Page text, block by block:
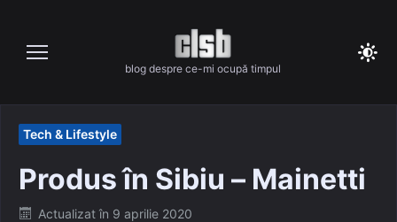
content
blog despre ce-mi ocupă timpul
Tech & Lifestyle
Produs în Sibiu – Mainetti
Posted
Actualizat în 9 aprilie 2020